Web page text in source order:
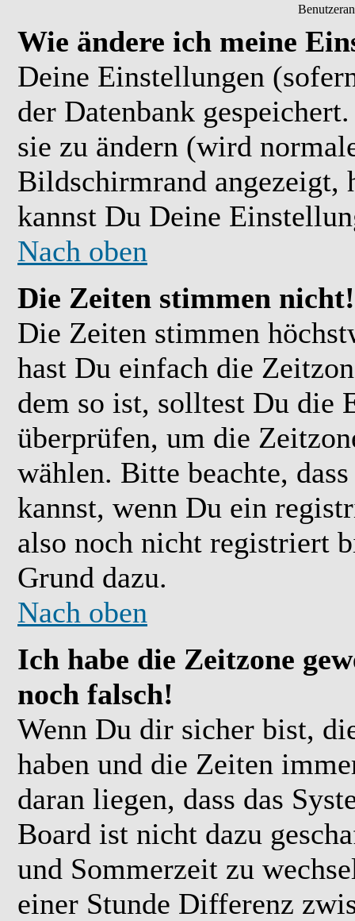
Wie ändere ich meine
Deine Einstellungen
der Datenbank
sie zu ändern (wird
Bildschirmrand angezeigt,
kannst Du Deine
Nach oben
Die Zeiten stimmen nicht!
Die Zeiten stimmen
hast Du einfach die
dem so ist, solltest Du die
überprüfen, um die
wählen. Bitte beachte,
kannst, wenn Du ein
also noch nicht registriert
Grund dazu.
Nach oben
Ich habe die Zeitzone
noch falsch!
Wenn Du dir sicher bist,
haben und die Zeiten
daran liegen, dass das
Board ist nicht dazu
und Sommerzeit zu
einer Stunde Differenz